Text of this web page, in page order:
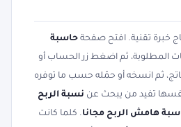
خبرة تقنية. افتح صفحة حاسبة
المطلوبة، ثم اضغط زر الحساب أو
ثم انسخه أو حمّله حسب ما توفره
تفيد من يبحث عن نسبة الربح
هامش الربح مجانا. كلما كانت